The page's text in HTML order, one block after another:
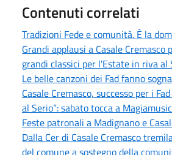
Contenuti correlati
Tradizioni Fede e comunità. È la
Grandi applausi a Casale Cremasco
grandi classici per l'Estate in riva al
Le belle canzoni dei Fad fanno
Casale Cremasco, successo per i
al Serio”: sabato tocca a Magiamusic
Feste patronali a Madignano e
Dalla Cer di Casale Cremasco
del comune a sostegno della